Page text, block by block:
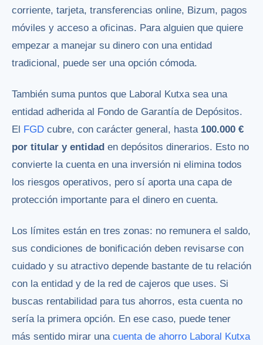
corriente, tarjeta, transferencias online, Bizum, pagos
móviles y acceso a oficinas. Para alguien que quiere
empezar a manejar su dinero con una entidad
tradicional, puede ser una opción cómoda.
También suma puntos que Laboral Kutxa sea una
entidad adherida al Fondo de Garantía de Depósitos.
El FGD cubre, con carácter general, hasta 100.000 €
por titular y entidad en depósitos dinerarios. Esto no
convierte la cuenta en una inversión ni elimina todos
los riesgos operativos, pero sí aporta una capa de
protección importante para el dinero en cuenta.
Los límites están en tres zonas: no remunera el saldo,
sus condiciones de bonificación deben revisarse con
cuidado y su atractivo depende bastante de tu relación
con la entidad y de la red de cajeros que uses. Si
buscas rentabilidad para tus ahorros, esta cuenta no
sería la primera opción. En ese caso, puede tener
más sentido mirar una cuenta de ahorro Laboral Kutxa